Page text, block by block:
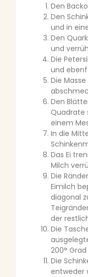
Den
Den
und in
Den
und
Die
und
Die
Den
Quadrate
einem
In die
Das Ei
Milch
Die
Eimilch
diagonal
der
Die
200°
Die
entweder